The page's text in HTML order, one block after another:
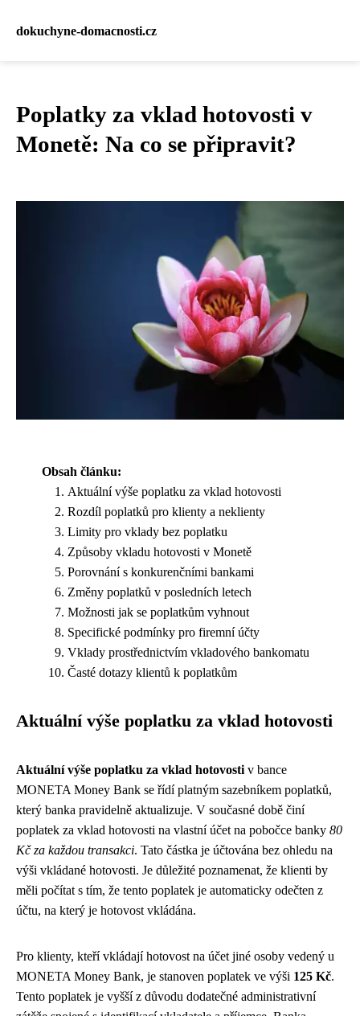
dokuchyne-domacnosti.cz
Poplatky za vklad hotovosti v
Monetě: Na co se připravit?
Obsah článku:
Aktuální výše poplatku za vklad hotovosti
Rozdíl poplatků pro klienty a neklienty
Limity pro vklady bez poplatku
Způsoby vkladu hotovosti v Monetě
Porovnání s konkurenčními bankami
Změny poplatků v posledních letech
Možnosti jak se poplatkům vyhnout
Specifické podmínky pro firemní účty
Vklady prostřednictvím vkladového bankomatu
Časté dotazy klientů k poplatkům
Aktuální výše poplatku za vklad hotovosti
Aktuální výše poplatku za vklad hotovosti v bance
MONETA Money Bank se řídí platným sazebníkem poplatků,
který banka pravidelně aktualizuje. V současné době činí
poplatek za vklad hotovosti na vlastní účet na pobočce banky 80
Kč za každou transakci. Tato částka je účtována bez ohledu na
výši vkládané hotovosti. Je důležité poznamenat, že klienti by
měli počítat s tím, že tento poplatek je automaticky odečten z
účtu, na který je hotovost vkládána.
Pro klienty, kteří vkládají hotovost na účet jiné osoby vedený u
MONETA Money Bank, je stanoven poplatek ve výši 125 Kč.
Tento poplatek je vyšší z důvodu dodatečné administrativní